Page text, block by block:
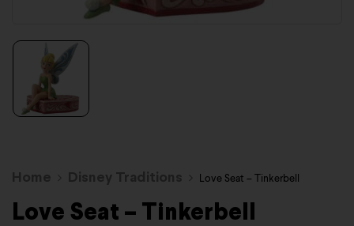
Home Disney Traditions Love Seat – Tinkerbell
Love Seat – Tinkerbell